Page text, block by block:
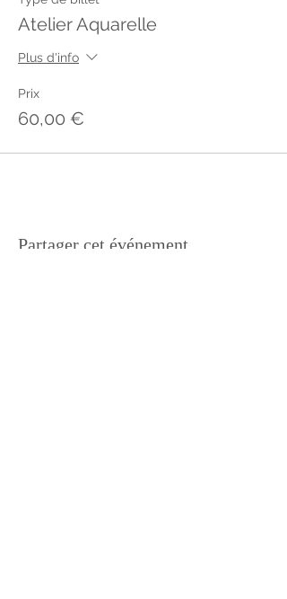
Atelier Aquarelle
Plus d'info
Prix
60,00 €
Partager cet événement